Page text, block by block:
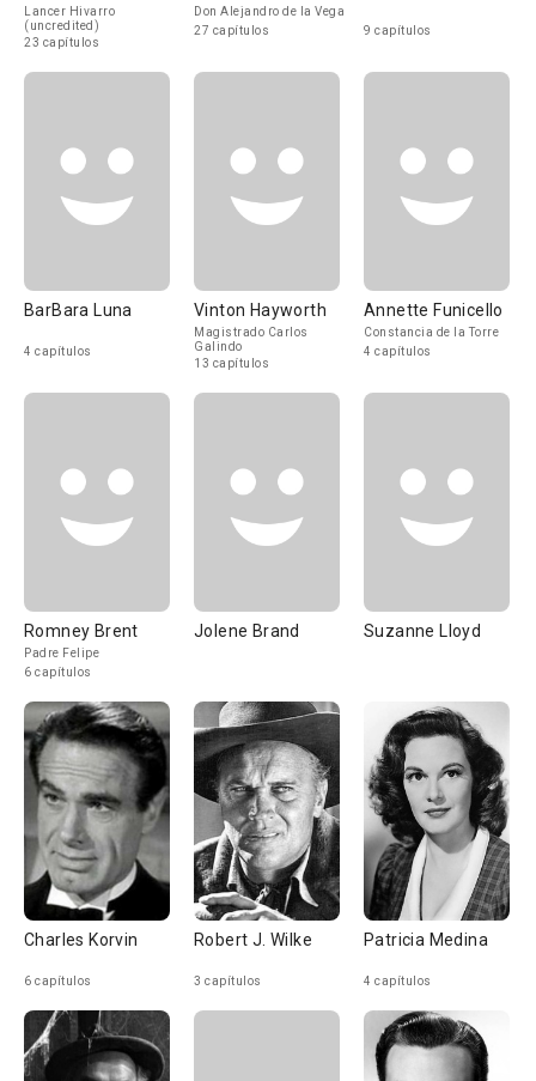
Lancer Hivarro
(uncredited)
23 capítulos
Don Alejandro de la Vega
27 capítulos
9 capítulos
BarBara Luna
4 capítulos
Vinton Hayworth
Magistrado Carlos
Galindo
13 capítulos
Annette Funicello
Constancia de la Torre
4 capítulos
Romney Brent
Padre Felipe
6 capítulos
Jolene Brand Suzanne Lloyd
Charles Korvin
6 capítulos
Robert J. Wilke
3 capítulos
Patricia Medina
4 capítulos